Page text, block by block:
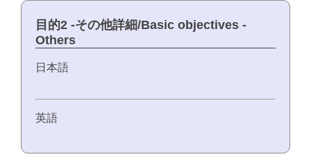
目的2 -その他詳細/Basic objectives -
Others
日本語
英語